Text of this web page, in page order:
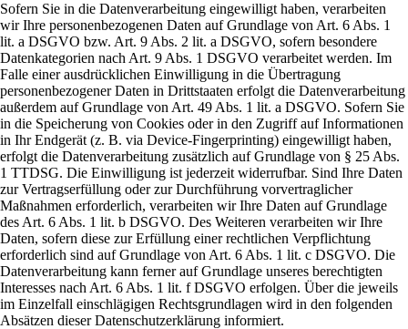
Sofern Sie in die Datenverarbeitung eingewilligt haben, verarbeiten
wir Ihre personenbezogenen Daten auf Grundlage von Art. 6 Abs. 1
lit. a DSGVO bzw. Art. 9 Abs. 2 lit. a DSGVO, sofern besondere
Datenkategorien nach Art. 9 Abs. 1 DSGVO verarbeitet werden. Im
Falle einer ausdrücklichen Einwilligung in die Übertragung
personenbezogener Daten in Drittstaaten erfolgt die Datenverarbeitung
außerdem auf Grundlage von Art. 49 Abs. 1 lit. a DSGVO. Sofern Sie
in die Speicherung von Cookies oder in den Zugriff auf Informationen
in Ihr Endgerät (z. B. via Device-Fingerprinting) eingewilligt haben,
erfolgt die Datenverarbeitung zusätzlich auf Grundlage von § 25 Abs.
1 TTDSG. Die Einwilligung ist jederzeit widerrufbar. Sind Ihre Daten
zur Vertragserfüllung oder zur Durchführung vorvertraglicher
Maßnahmen erforderlich, verarbeiten wir Ihre Daten auf Grundlage
des Art. 6 Abs. 1 lit. b DSGVO. Des Weiteren verarbeiten wir Ihre
Daten, sofern diese zur Erfüllung einer rechtlichen Verpflichtung
erforderlich sind auf Grundlage von Art. 6 Abs. 1 lit. c DSGVO. Die
Datenverarbeitung kann ferner auf Grundlage unseres berechtigten
Interesses nach Art. 6 Abs. 1 lit. f DSGVO erfolgen. Über die jeweils
im Einzelfall einschlägigen Rechtsgrundlagen wird in den folgenden
Absätzen dieser Datenschutzerklärung informiert.